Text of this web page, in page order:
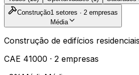
Construção1 setores · 2 empresas
Média
Construção de edifícios
CAE 41000 · 2 empresas